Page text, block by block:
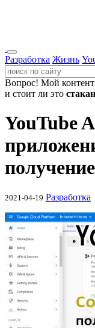
Разработка Жизнь
Вопрос! Мой
и стоит ли это
YouTube
2021-04-19 Разработка